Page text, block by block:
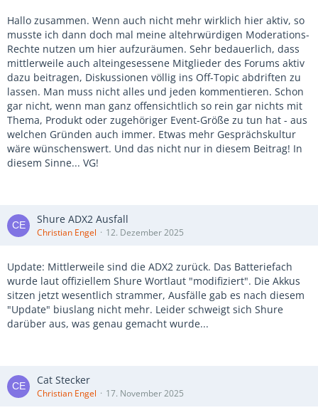
Hallo zusammen. Wenn auch nicht mehr wirklich hier aktiv, so
musste ich dann doch mal meine altehrwürdigen Moderations-
Rechte nutzen um hier aufzuräumen. Sehr bedauerlich, dass
mittlerweile auch alteingesessene Mitglieder des Forums aktiv
dazu beitragen, Diskussionen völlig ins Off-Topic abdriften zu
lassen. Man muss nicht alles und jeden kommentieren. Schon
gar nicht, wenn man ganz offensichtlich so rein gar nichts mit
Thema, Produkt oder zugehöriger Event-Größe zu tun hat - aus
welchen Gründen auch immer. Etwas mehr Gesprächskultur
wäre wünschenswert. Und das nicht nur in diesem Beitrag! In
diesem Sinne... VG!
Shure ADX2 Ausfall
Christian Engel 12. Dezember 2025
Update: Mittlerweile sind die ADX2 zurück. Das Batteriefach
wurde laut offiziellem Shure Wortlaut "modifiziert". Die Akkus
sitzen jetzt wesentlich strammer, Ausfälle gab es nach diesem
"Update" biuslang nicht mehr. Leider schweigt sich Shure
darüber aus, was genau gemacht wurde...
Cat Stecker
Christian Engel 17. November 2025